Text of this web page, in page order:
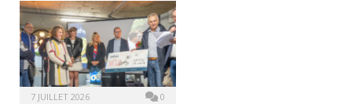
7 JUILLET 2026 0